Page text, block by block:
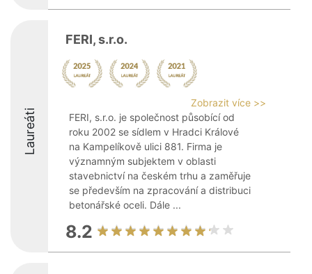
Laureáti
FERI, s.r.o.
Zobrazit více >>
FERI, s.r.o. je společnost působící od
roku 2002 se sídlem v Hradci Králové
na Kampelíkově ulici 881. Firma je
významným subjektem v oblasti
stavebnictví na českém trhu a zaměřuje
se především na zpracování a distribuci
betonářské oceli. Dále ...
8.2